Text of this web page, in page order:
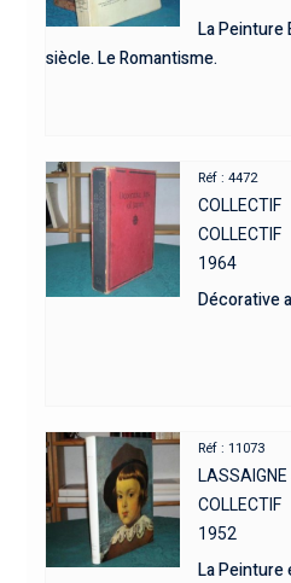
La Peinture
siècle. Le Romantisme.
Réf : 4472
COLLECTIF
COLLECTIF
1964
Décorative
Réf : 11073
COLLECTIF
1952
La Peinture